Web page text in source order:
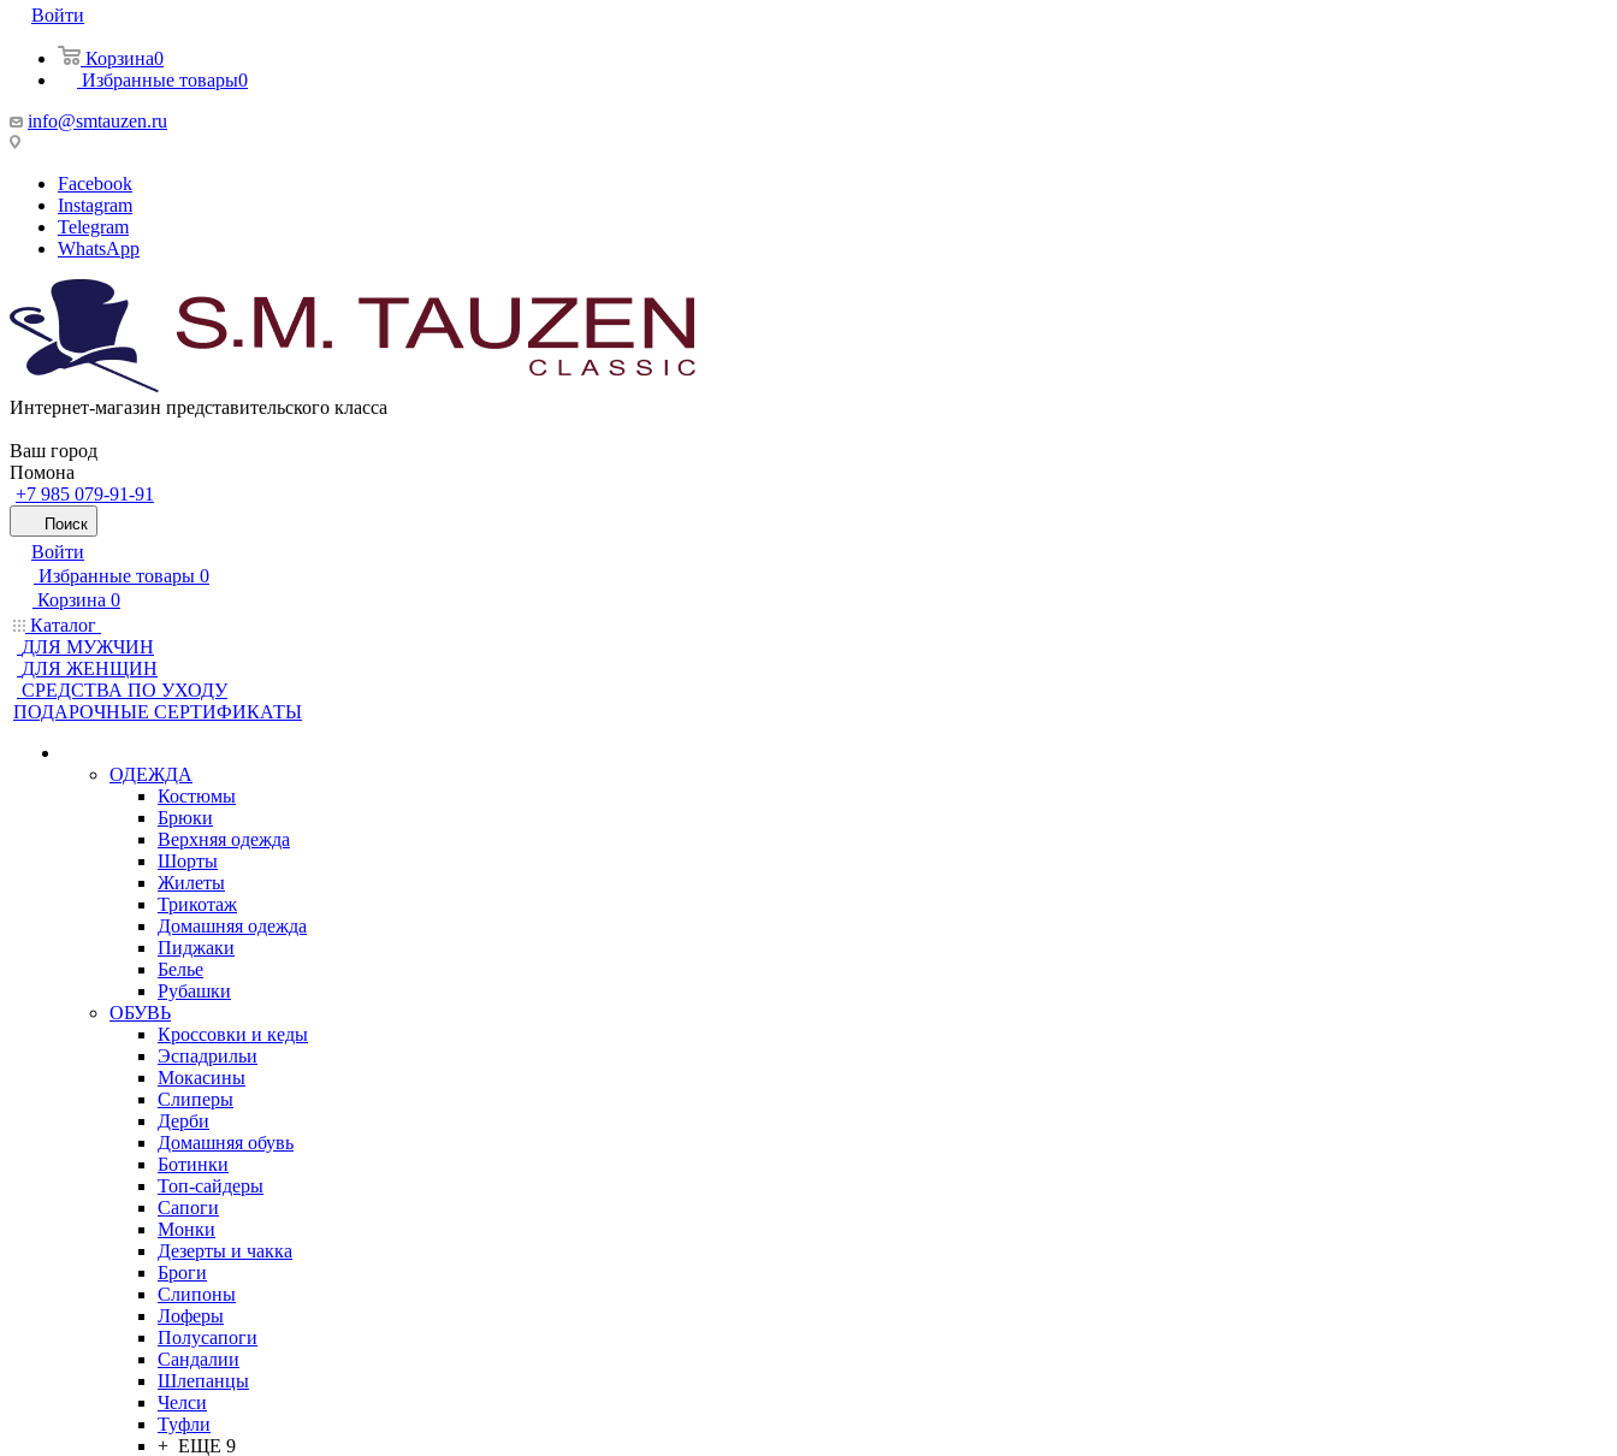
Войти
Корзина0
Избранные товары0
info@smtauzen.ru
Facebook
Instagram
Telegram
WhatsApp
Интернет-магазин представительского класса
Ваш город
Помона
+7 985 079-91-91
Поиск
Войти
Избранные товары 0
Корзина 0
Каталог
ДЛЯ МУЖЧИН
ДЛЯ ЖЕНЩИН
CРЕДСТВА ПО УХОДУ
ПОДАРОЧНЫЕ СЕРТИФИКАТЫ
ОДЕЖДА
Костюмы
Брюки
Верхняя одежда
Шорты
Жилеты
Трикотаж
Домашняя одежда
Пиджаки
Белье
Рубашки
ОБУВЬ
Кроссовки и кеды
Эспадрильи
Мокасины
Слиперы
Дерби
Домашняя обувь
Ботинки
Топ-сайдеры
Сапоги
Монки
Дезерты и чакка
Броги
Слипоны
Лоферы
Полусапоги
Сандалии
Шлепанцы
Челси
Туфли
+ ЕЩЕ 9